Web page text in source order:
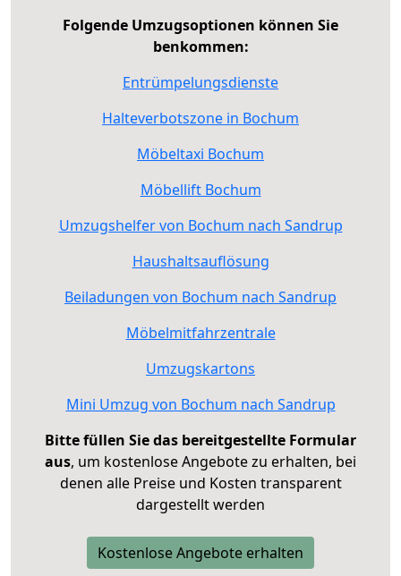
Folgende Umzugsoptionen können Sie
benkommen:
Entrümpelungsdienste
Halteverbotszone in Bochum
Möbeltaxi Bochum
Möbellift Bochum
Umzugshelfer von Bochum nach Sandrup
Haushaltsauflösung
Beiladungen von Bochum nach Sandrup
Möbelmitfahrzentrale
Umzugskartons
Mini Umzug von Bochum nach Sandrup
Bitte füllen Sie das bereitgestellte Formular
aus, um kostenlose Angebote zu erhalten, bei
denen alle Preise und Kosten transparent
dargestellt werden
Kostenlose Angebote erhalten